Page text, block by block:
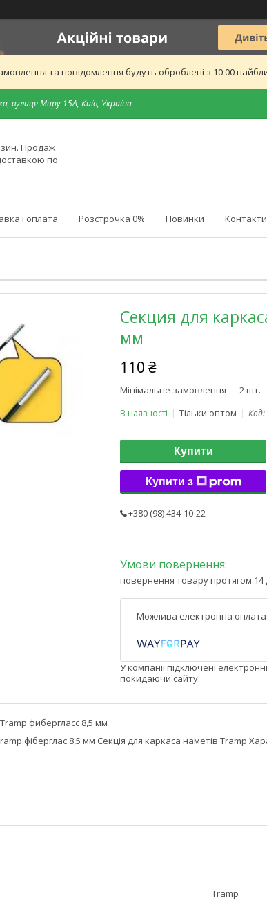
та повідомлення будуть оброблені з 10:00
вулиця Миру 15А, Київ, Україна
Продаж
по
і оплата Розстрочка 0% Новинки Контакти
Секция для
мм
110 ₴
Мінімальне замовлення — 2 шт.
В наявності Тільки оптом Код:
Купити
Купити з
+380 (98) 434-10-22
повернення товару протягом 14
У компанії підключені
покидаючи сайту.
фибергласс 8,5 мм
фіберглас 8,5 мм Секція для каркаса наметів Tramp
Tramp